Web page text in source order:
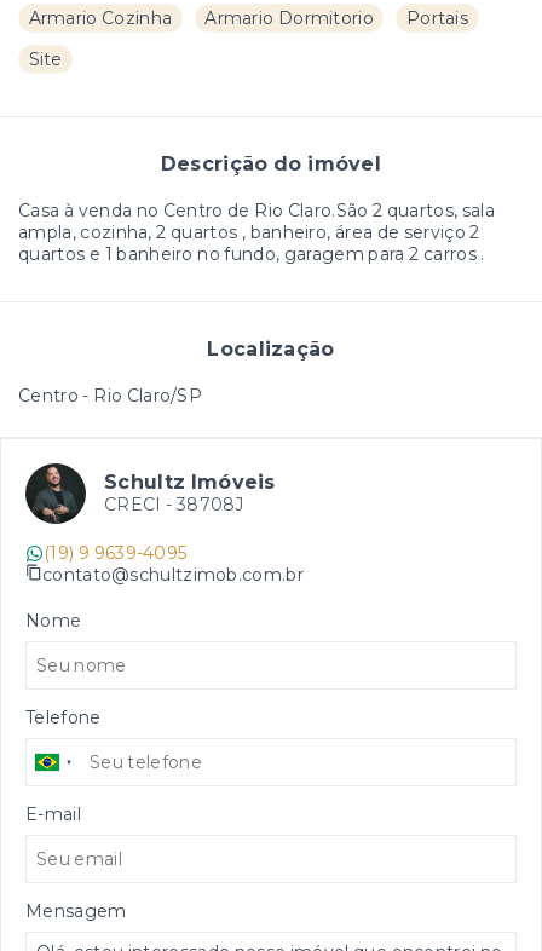
Armario Cozinha
Armario Dormitorio
Portais
Site
Descrição do imóvel
Casa à venda no Centro de Rio Claro.São 2 quartos, sala
ampla, cozinha, 2 quartos , banheiro, área de serviço 2
quartos e 1 banheiro no fundo, garagem para 2 carros .
Localização
Centro - Rio Claro/SP
Schultz Imóveis
CRECI - 38708J
(19) 9 9639-4095
contato@schultzimob.com.br
Nome
Telefone
E-mail
Mensagem